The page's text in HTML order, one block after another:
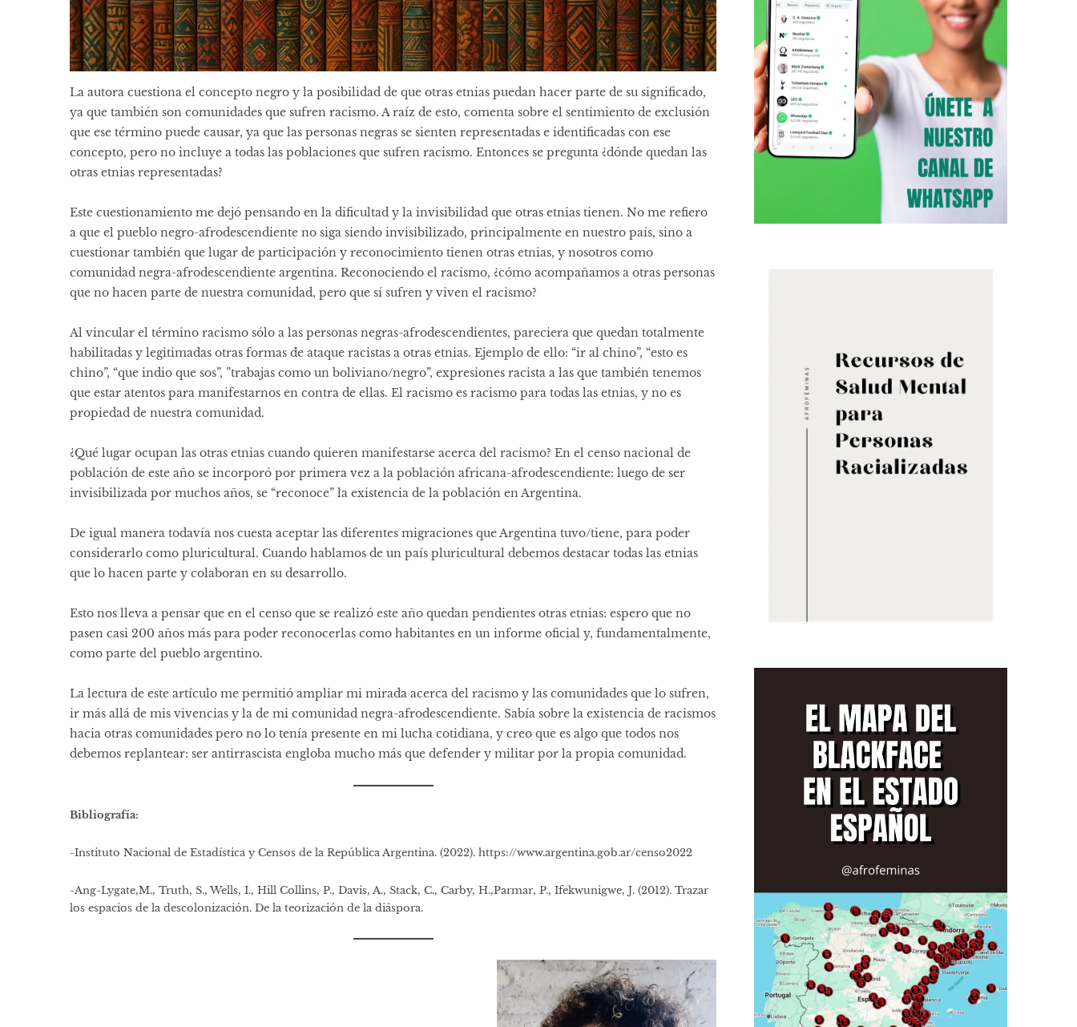
La autora cuestiona el concepto negro y la posibilidad de que otras etnias puedan hacer parte de su significado,
ya que también son comunidades que sufren racismo. A raíz de esto, comenta sobre el sentimiento de exclusión
que ese término puede causar, ya que las personas negras se sienten representadas e identificadas con ese
concepto, pero no incluye a todas las poblaciones que sufren racismo. Entonces se pregunta ¿dónde quedan las
otras etnias representadas?
Este cuestionamiento me dejó pensando en la dificultad y la invisibilidad que otras etnias tienen. No me refiero
a que el pueblo negro-afrodescendiente no siga siendo invisibilizado, principalmente en nuestro país, sino a
cuestionar también que lugar de participación y reconocimiento tienen otras etnias, y nosotros como
comunidad negra-afrodescendiente argentina. Reconociendo el racismo, ¿cómo acompañamos a otras personas
que no hacen parte de nuestra comunidad, pero que sí sufren y viven el racismo?
Al vincular el término racismo sólo a las personas negras-afrodescendientes, pareciera que quedan totalmente
habilitadas y legitimadas otras formas de ataque racistas a otras etnias. Ejemplo de ello: “ir al chino”, “esto es
chino”, “que indio que sos”, ”trabajas como un boliviano/negro”, expresiones racista a las que también tenemos
que estar atentos para manifestarnos en contra de ellas. El racismo es racismo para todas las etnias, y no es
propiedad de nuestra comunidad.
¿Qué lugar ocupan las otras etnias cuando quieren manifestarse acerca del racismo? En el censo nacional de
población de este año se incorporó por primera vez a la población africana-afrodescendiente: luego de ser
invisibilizada por muchos años, se “reconoce” la existencia de la población en Argentina.
De igual manera todavía nos cuesta aceptar las diferentes migraciones que Argentina tuvo/tiene, para poder
considerarlo como pluricultural. Cuando hablamos de un país pluricultural debemos destacar todas las etnias
que lo hacen parte y colaboran en su desarrollo.
Esto nos lleva a pensar que en el censo que se realizó este año quedan pendientes otras etnias: espero que no
pasen casi 200 años más para poder reconocerlas como habitantes en un informe oficial y, fundamentalmente,
como parte del pueblo argentino.
La lectura de este artículo me permitió ampliar mi mirada acerca del racismo y las comunidades que lo sufren,
ir más allá de mis vivencias y la de mi comunidad negra-afrodescendiente. Sabía sobre la existencia de racismos
hacia otras comunidades pero no lo tenía presente en mi lucha cotidiana, y creo que es algo que todos nos
debemos replantear: ser antirrascista engloba mucho más que defender y militar por la propia comunidad.
Bibliografía:
-Instituto Nacional de Estadística y Censos de la República Argentina. (2022). https://www.argentina.gob.ar/censo2022
-Ang-Lygate,M., Truth, S., Wells, I., Hill Collins, P., Davis, A., Stack, C., Carby, H.,Parmar, P., Ifekwunigwe, J. (2012). Trazar
los espacios de la descolonización. De la teorización de la diáspora.